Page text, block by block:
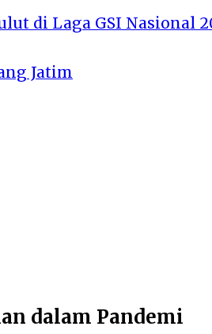
di Laga GSI Nasional
Jatim
dalam Pandemi